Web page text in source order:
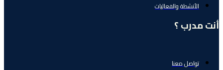
الأنشطة والفعاليات
أنت مدرب ؟
تواصل معنا